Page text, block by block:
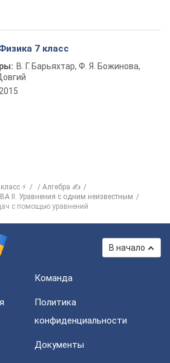
7 класс
В. Г. Барьяхтар, Ф. Я. Божинова,
2015
⚡
Алгебра ✍
ІІ. Уравнения с одним неизвестным
с помощью уравнений
В начало
Команда
Политика
конфиденциальности
Документы